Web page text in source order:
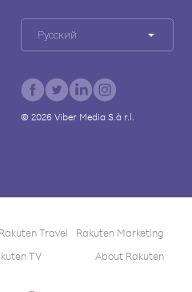
Русский
© 2026Viber Media S.à r.l.
Rakuten Travel
Rakuten Marketing
TV About Rakuten